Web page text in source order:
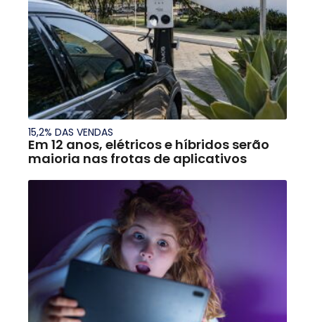
15,2% DAS VENDAS
Em 12 anos, elétricos e híbridos serão
maioria nas frotas de aplicativos